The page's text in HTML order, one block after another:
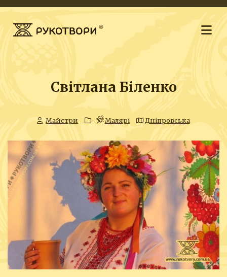
Світлана Біленко
Майстри Малярі Дніпровська